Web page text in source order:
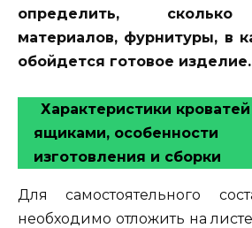
определить, сколько
материалов, фурнитуры, в
обойдется готовое изделие.
Характеристики
ящиками, особенности
изготовления и сборки
Для самостоятельного
необходимо отложить на